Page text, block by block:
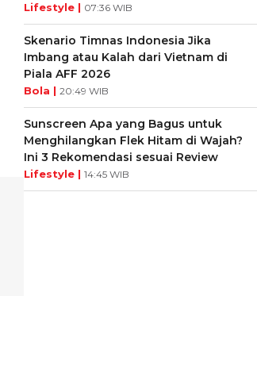
Lifestyle | 07:36 WIB
Skenario Timnas Indonesia Jika
Imbang atau Kalah dari Vietnam di
Piala AFF 2026
Bola | 20:49 WIB
Sunscreen Apa yang Bagus untuk
Menghilangkan Flek Hitam di Wajah?
Ini 3 Rekomendasi sesuai Review
Lifestyle | 14:45 WIB